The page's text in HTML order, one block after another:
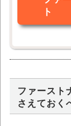
ト
ファースト
さえておく